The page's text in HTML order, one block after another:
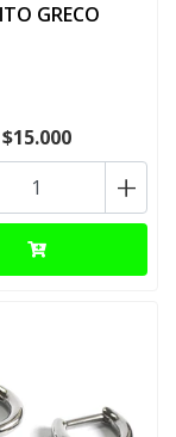
GRECO
$15.000
+